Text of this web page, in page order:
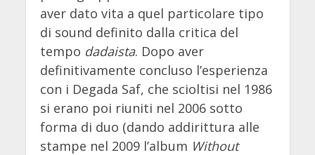
aver dato vita a quel particolare tipo
di sound definito dalla critica del
tempo dadaista. Dopo aver
definitivamente concluso l’esperienza
con i Degada Saf, che scioltisi nel 1986
si erano poi riuniti nel 2006 sotto
forma di duo (dando addirittura alle
stampe nel 2009 l’album Without